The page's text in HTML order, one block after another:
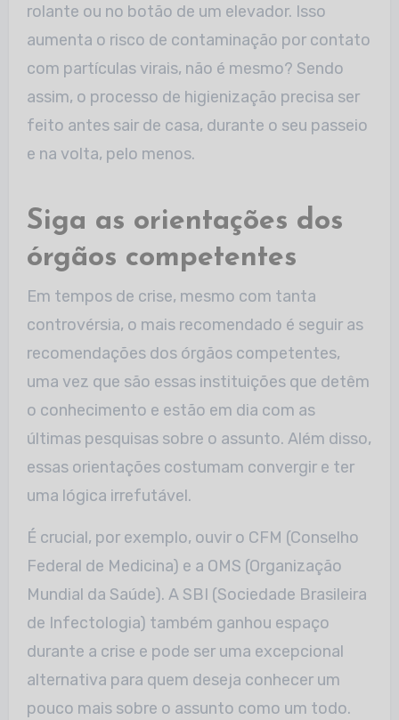
rolante ou no botão de um elevador. Isso
aumenta o risco de contaminação por contato
com partículas virais, não é mesmo? Sendo
assim, o processo de higienização precisa ser
feito antes sair de casa, durante o seu passeio
e na volta, pelo menos.
Siga as orientações dos
órgãos competentes
Em tempos de crise, mesmo com tanta
controvérsia, o mais recomendado é seguir as
recomendações dos órgãos competentes,
uma vez que são essas instituições que detêm
o conhecimento e estão em dia com as
últimas pesquisas sobre o assunto. Além disso,
essas orientações costumam convergir e ter
uma lógica irrefutável.
É crucial, por exemplo, ouvir o CFM (Conselho
Federal de Medicina) e a OMS (Organização
Mundial da Saúde). A SBI (Sociedade Brasileira
de Infectologia) também ganhou espaço
durante a crise e pode ser uma excepcional
alternativa para quem deseja conhecer um
pouco mais sobre o assunto como um todo.